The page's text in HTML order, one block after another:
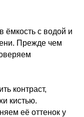
ёмкость с водой и
Прежде чем
контраст,
кистью.
её оттенок у